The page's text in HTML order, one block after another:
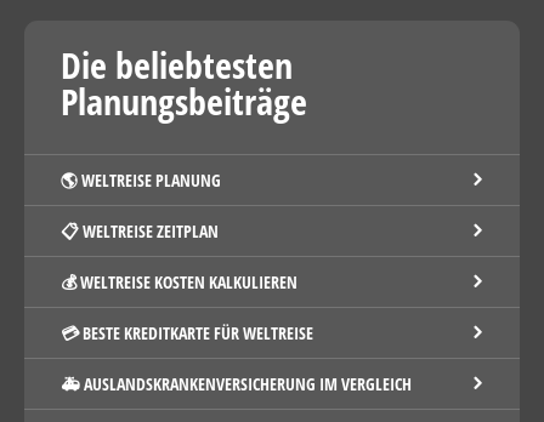
Die beliebtesten
Planungsbeiträge
🌎 WELTREISE PLANUNG
📋 WELTREISE ZEITPLAN
💰 WELTREISE KOSTEN KALKULIEREN
💳 BESTE KREDITKARTE FÜR WELTREISE
🚑 AUSLANDSKRANKENVERSICHERUNG IM VERGLEICH